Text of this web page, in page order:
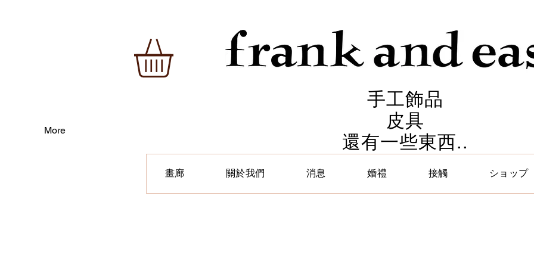
More
手工飾品
皮具
還有一些東西..
畫廊 關於我們 消息 婚禮 接觸 ショップ